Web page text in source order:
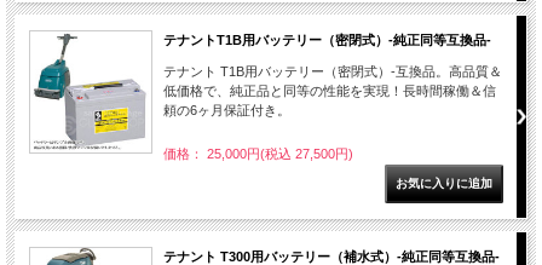
テナントT1B用バッテリー（密閉式）-純正同等互換品-
テナント T1B用バッテリー（密閉式）-互換品。高品質＆
低価格で、純正品と同等の性能を実現！長時間稼働＆信
頼の6ヶ月保証付き。
価格： 25,000円(税込 27,500円)
テナント T300用バッテリー（補水式）-純正同等互換品-